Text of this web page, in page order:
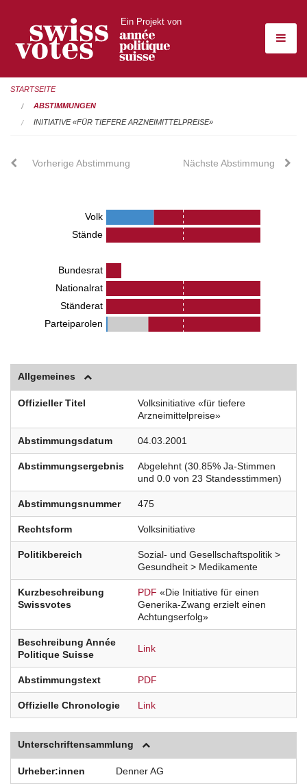
Ein Projekt von
STARTSEITE
ABSTIMMUNGEN
INITIATIVE «FÜR TIEFERE ARZNEIMITTELPREISE»
Vorherige Abstimmung Nächste Abstimmung
Volk
Stände
Bundesrat
Nationalrat
Ständerat
Parteiparolen
Allgemeines
Offizieller Titel
Volksinitiative «für tiefere
Arzneimittelpreise»
Abstimmungsdatum 04.03.2001
Abstimmungsergebnis
Abgelehnt (30.85% Ja-Stimmen
und 0.0 von 23 Standesstimmen)
Abstimmungsnummer 475
Rechtsform Volksinitiative
Politikbereich
Sozial- und Gesellschaftspolitik >
Gesundheit > Medikamente
Kurzbeschreibung
Swissvotes
PDF «Die Initiative für einen
Generika-Zwang erzielt einen
Achtungserfolg»
Beschreibung Année
Politique Suisse
Link
Abstimmungstext PDF
Offizielle Chronologie Link
Unterschriftensammlung
Urheber:innen Denner AG